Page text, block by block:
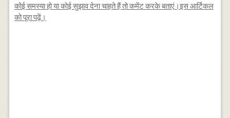
कोई समस्या हो या कोई सुझाव देना चाहते हैं तो कमेंट करके बताएं।इस आर्टिकल
को पूरा पढ़ें।